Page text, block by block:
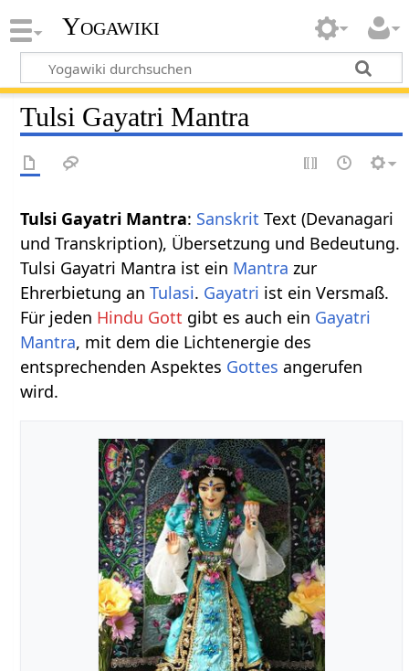
Yogawiki
Tulsi Gayatri Mantra
Tulsi Gayatri Mantra: Sanskrit Text (Devanagari
und Transkription), Übersetzung und Bedeutung.
Tulsi Gayatri Mantra ist ein Mantra zur
Ehrerbietung anTulasi. Gayatri ist ein Versmaß.
Für jeden Hindu Gott gibt es auch ein Gayatri
Mantra, mit dem die Lichtenergie des
entsprechenden Aspektes Gottes angerufen
wird.